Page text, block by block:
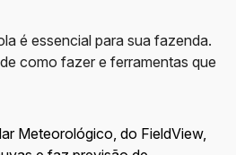
é essencial para sua fazenda.
como fazer e ferramentas que